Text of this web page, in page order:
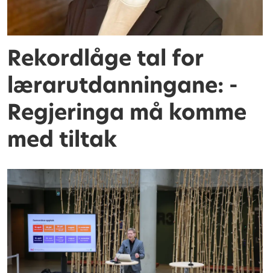
Rekordlåge tal for
lærarutdanningane: -
Regjeringa må komme
med tiltak